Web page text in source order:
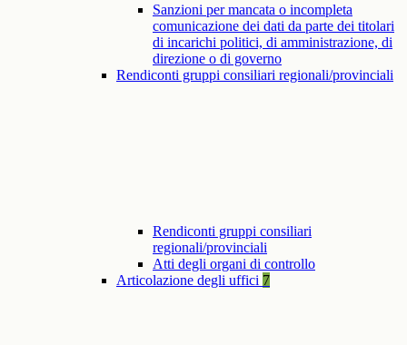
Sanzioni per mancata o incompleta
comunicazione dei dati da parte dei titolari
di incarichi politici, di amministrazione, di
direzione o di governo
Rendiconti gruppi consiliari regionali/provinciali
Rendiconti gruppi consiliari
regionali/provinciali
Atti degli organi di controllo
Articolazione degli uffici 7